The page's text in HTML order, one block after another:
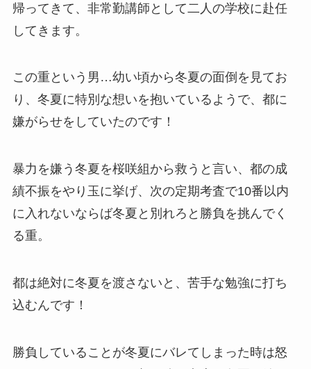
帰ってきて、非常勤講師として二人の学校に赴任
してきます。
この重という男…幼い頃から冬夏の面倒を見てお
り、冬夏に特別な想いを抱いているようで、都に
嫌がらせをしていたのです！
暴力を嫌う冬夏を桜咲組から救うと言い、都の成
績不振をやり玉に挙げ、次の定期考査で10番以内
に入れないならば冬夏と別れろと勝負を挑んでく
る重。
都は絶対に冬夏を渡さないと、苦手な勉強に打ち
込むんです！
勝負していることが冬夏にバレてしまった時は怒